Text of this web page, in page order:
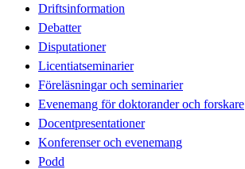
Driftsinformation
Debatter
Disputationer
Licentiatseminarier
Föreläsningar och seminarier
Evenemang för doktorander och forskare
Docentpresentationer
Konferenser och evenemang
Podd